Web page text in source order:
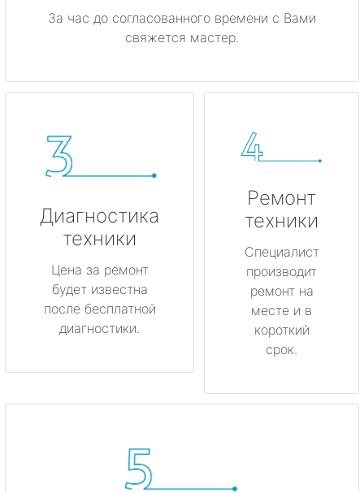
За час до согласованного времени с Вами
свяжется мастер.
Диагностика
техники
Цена за ремонт
будет известна
после бесплатной
диагностики.
Ремонт
техники
Специалист
производит
ремонт на
месте и в
короткий
срок.